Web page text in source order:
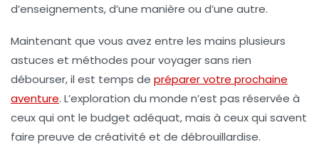
d’enseignements, d’une manière ou d’une autre.
Maintenant que vous avez entre les mains plusieurs
astuces et méthodes pour voyager sans rien
débourser, il est temps de préparer votre prochaine
aventure. L’exploration du monde n’est pas réservée à
ceux qui ont le budget adéquat, mais à ceux qui savent
faire preuve de créativité et de débrouillardise.